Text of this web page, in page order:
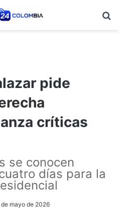
pide
críticas
se conocen
días para la
de mayo de 2026